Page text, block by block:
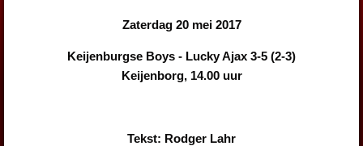
Zaterdag 20 mei 2017
Keijenburgse Boys - Lucky Ajax 3-5 (2-3)
Keijenborg, 14.00 uur
Tekst: Rodger Lahr